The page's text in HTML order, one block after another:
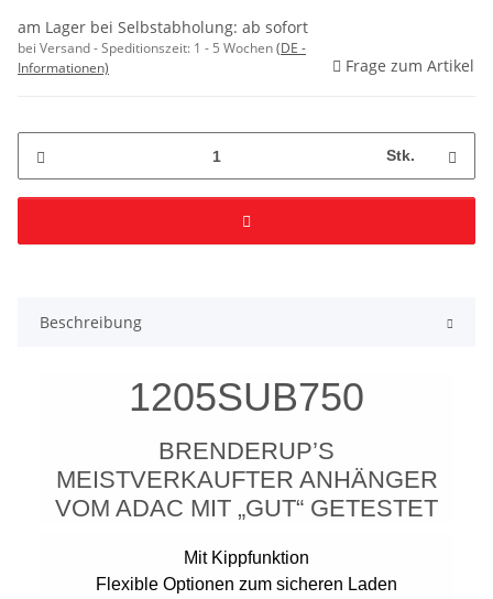
am Lager bei Selbstabholung: ab sofort
bei Versand - Speditionszeit: 1 - 5 Wochen(DE -
Informationen)
Frage zum Artikel
Stk.
Beschreibung
1205SUB750
BRENDERUP’S
MEISTVERKAUFTER ANHÄNGER
VOM ADAC MIT „GUT“ GETESTET
Mit Kippfunktion
Flexible Optionen zum sicheren Laden